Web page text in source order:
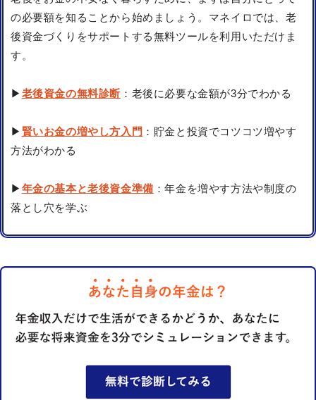
の必要額を知ることから始めましょう。マネイロでは、老
後資金づくりをサポートする無料ツールを利用いただけま
す。
▶ 老後資金の無料診断 ：老後に必要な金額が3分でわかる
▶ 賢いお金の増やし方入門 ：貯金と投資でコツコツ増やす
方法がわかる
▶ 年金の基本と老後資金準備 ：年金を増やす方法や制度の
落とし穴を学ぶ